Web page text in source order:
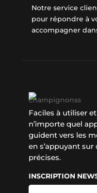
Notre service
pour répondre à
accompagner
Faciles à utiliser
n’importe quel
guident vers les
en s’appuyant
précises.
INSCRIPTION